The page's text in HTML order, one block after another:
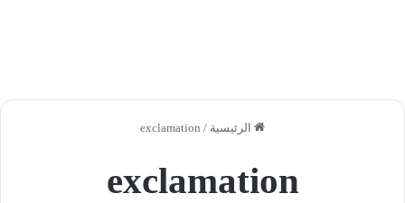
الرئيسية /
exclamation
exclamation